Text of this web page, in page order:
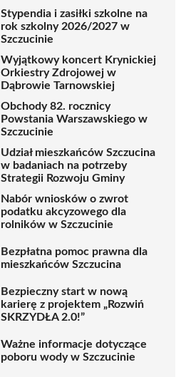
Stypendia i zasiłki szkolne na
rok szkolny 2026/2027 w
Szczucinie
Wyjątkowy koncert Krynickiej
Orkiestry Zdrojowej w
Dąbrowie Tarnowskiej
Obchody 82. rocznicy
Powstania Warszawskiego w
Szczucinie
Udział mieszkańców Szczucina
w badaniach na potrzeby
Strategii Rozwoju Gminy
Nabór wniosków o zwrot
podatku akcyzowego dla
rolników w Szczucinie
Bezpłatna pomoc prawna dla
mieszkańców Szczucina
Bezpieczny start w nową
karierę z projektem „Rozwiń
SKRZYDŁA 2.0!”
Ważne informacje dotyczące
poboru wody w Szczucinie